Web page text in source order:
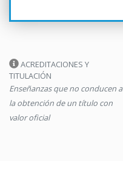
ACREDITACIONES Y
TITULACIÓN
Enseñanzas que no conducen a
la obtención de un título con
valor oficial